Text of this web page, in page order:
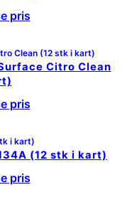
pris
Citro Clean
pris
(12 stk i kart)
pris